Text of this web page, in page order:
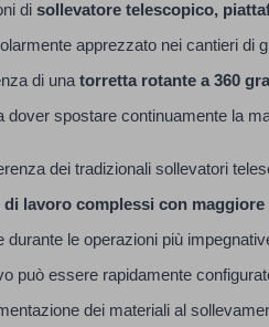
di sollevatore telescopico,
apprezzato nei cantieri di
di una torretta rotante a 360
dover spostare continuamente la
dei tradizionali sollevatori
di lavoro complessi con
durante le operazioni più
può essere rapidamente
dei materiali al